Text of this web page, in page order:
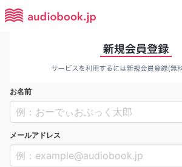
お名前
メールアドレス